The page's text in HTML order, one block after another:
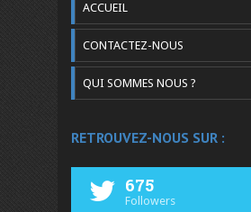
ACCUEIL
CONTACTEZ-NOUS
QUI SOMMES NOUS ?
RETROUVEZ-NOUS SUR :
675
Followers